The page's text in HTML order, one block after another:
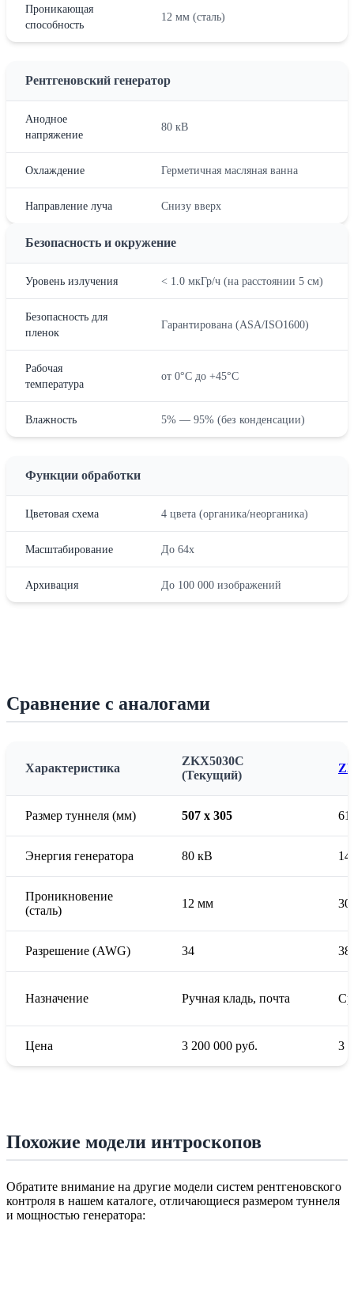
Проникающая
способность
12 мм (сталь)
Рентгеновский генератор
Анодное
напряжение
80 кВ
Охлаждение Герметичная масляная ванна
Направление луча Снизу вверх
Безопасность и окружение
Уровень излучения < 1.0 мкГр/ч (на расстоянии 5 см)
Безопасность для
пленок
Гарантирована (ASA/ISO1600)
Рабочая
температура
от 0°C до +45°C
Влажность 5% — 95% (без конденсации)
Функции обработки
Цветовая схема 4 цвета (органика/неорганика)
Масштабирование До 64x
Архивация До 100 000 изображений
Сравнение с аналогами
Характеристика
ZKX5030C
(Текущий)
Размер туннеля (мм) 507 x 305
Энергия генератора 80 кВ
Проникновение
(сталь)
12 мм
Разрешение (AWG) 34 38
Назначение Ручная кладь, почта
Цена 3 200 000 руб. 3
Похожие модели интроскопов
Обратите внимание на другие модели систем рентгеновского
контроля в нашем каталоге, отличающиеся размером туннеля
и мощностью генератора: